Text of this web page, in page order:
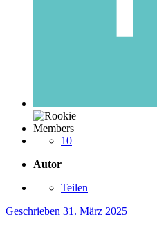
Members
10
Autor
Teilen
Geschrieben 31. März 2025